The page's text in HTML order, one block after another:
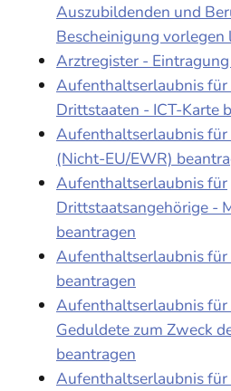
Auszubildenden und
Bescheinigung vorlegen
Arztregister -
Aufenthaltserlaubnis
Drittstaaten - ICT-Karte
Aufenthaltserlaubnis
(Nicht-EU/EWR)
Aufenthaltserlaubnis für
Drittstaatsangehörige -
beantragen
Aufenthaltserlaubnis für
beantragen
Aufenthaltserlaubnis
Geduldete zum Zweck
beantragen
Aufenthaltserlaubnis für